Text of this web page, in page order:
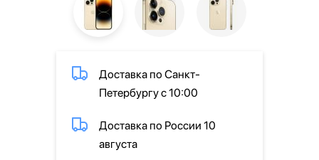
Доставка по Санкт-
Петербургу с 10:00
Доставка по России 10
августа